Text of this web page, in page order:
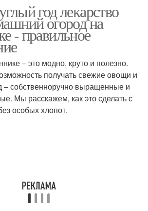
год лекарство
огород на
- правильное
– это модно, круто и полезно.
получать свежие овощи и
– собственноручно выращенные и
Мы расскажем, как это сделать с
особых хлопот.